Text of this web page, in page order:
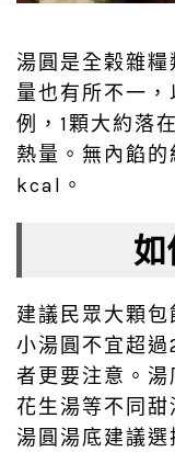
湯圓是全榖雜
量也有所不一
例，1顆大約落
熱量。無內餡
kcal。
如
建議民眾大顆包
小湯圓不宜超
者更要注意。湯
花生湯等不同
湯圓湯底建議